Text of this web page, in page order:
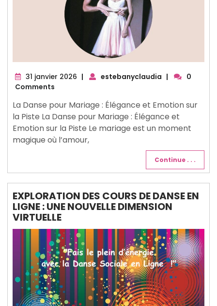
31 janvier 2026 31| estebanyclaudia |
0
Comments
La Danse pour Mariage : Élégance et Emotion sur
la Piste La Danse pour Mariage : Élégance et
Emotion sur la Piste Le mariage est un moment
magique où l’amour,
Continue . . .
EXPLORATION DES COURS DE DANSE EN
LIGNE : UNE NOUVELLE DIMENSION
VIRTUELLE